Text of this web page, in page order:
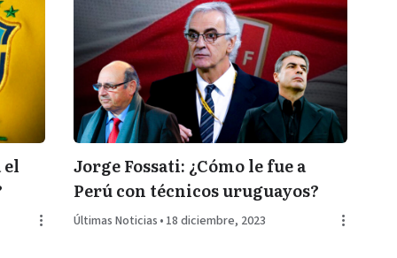
el
Jorge Fossati: ¿Cómo le fue a
Perú con técnicos uruguayos?
Últimas Noticias • 18 diciembre, 2023